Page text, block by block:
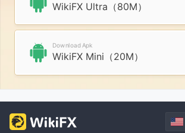
WikiFX Ultra（80M）
Download Apk
WikiFX Mini（20M）